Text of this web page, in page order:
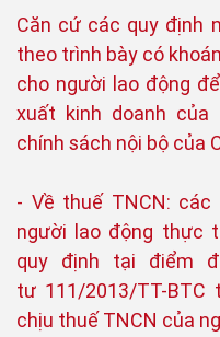
Căn cứ các quy định
theo trình bày có
cho người lao động
xuất kinh doanh
chính sách nội bộ của
- Về thuế TNCN:
người lao động thực
quy định tại điểm
tư 111/2013/TT-BTC
chịu thuế TNCN của